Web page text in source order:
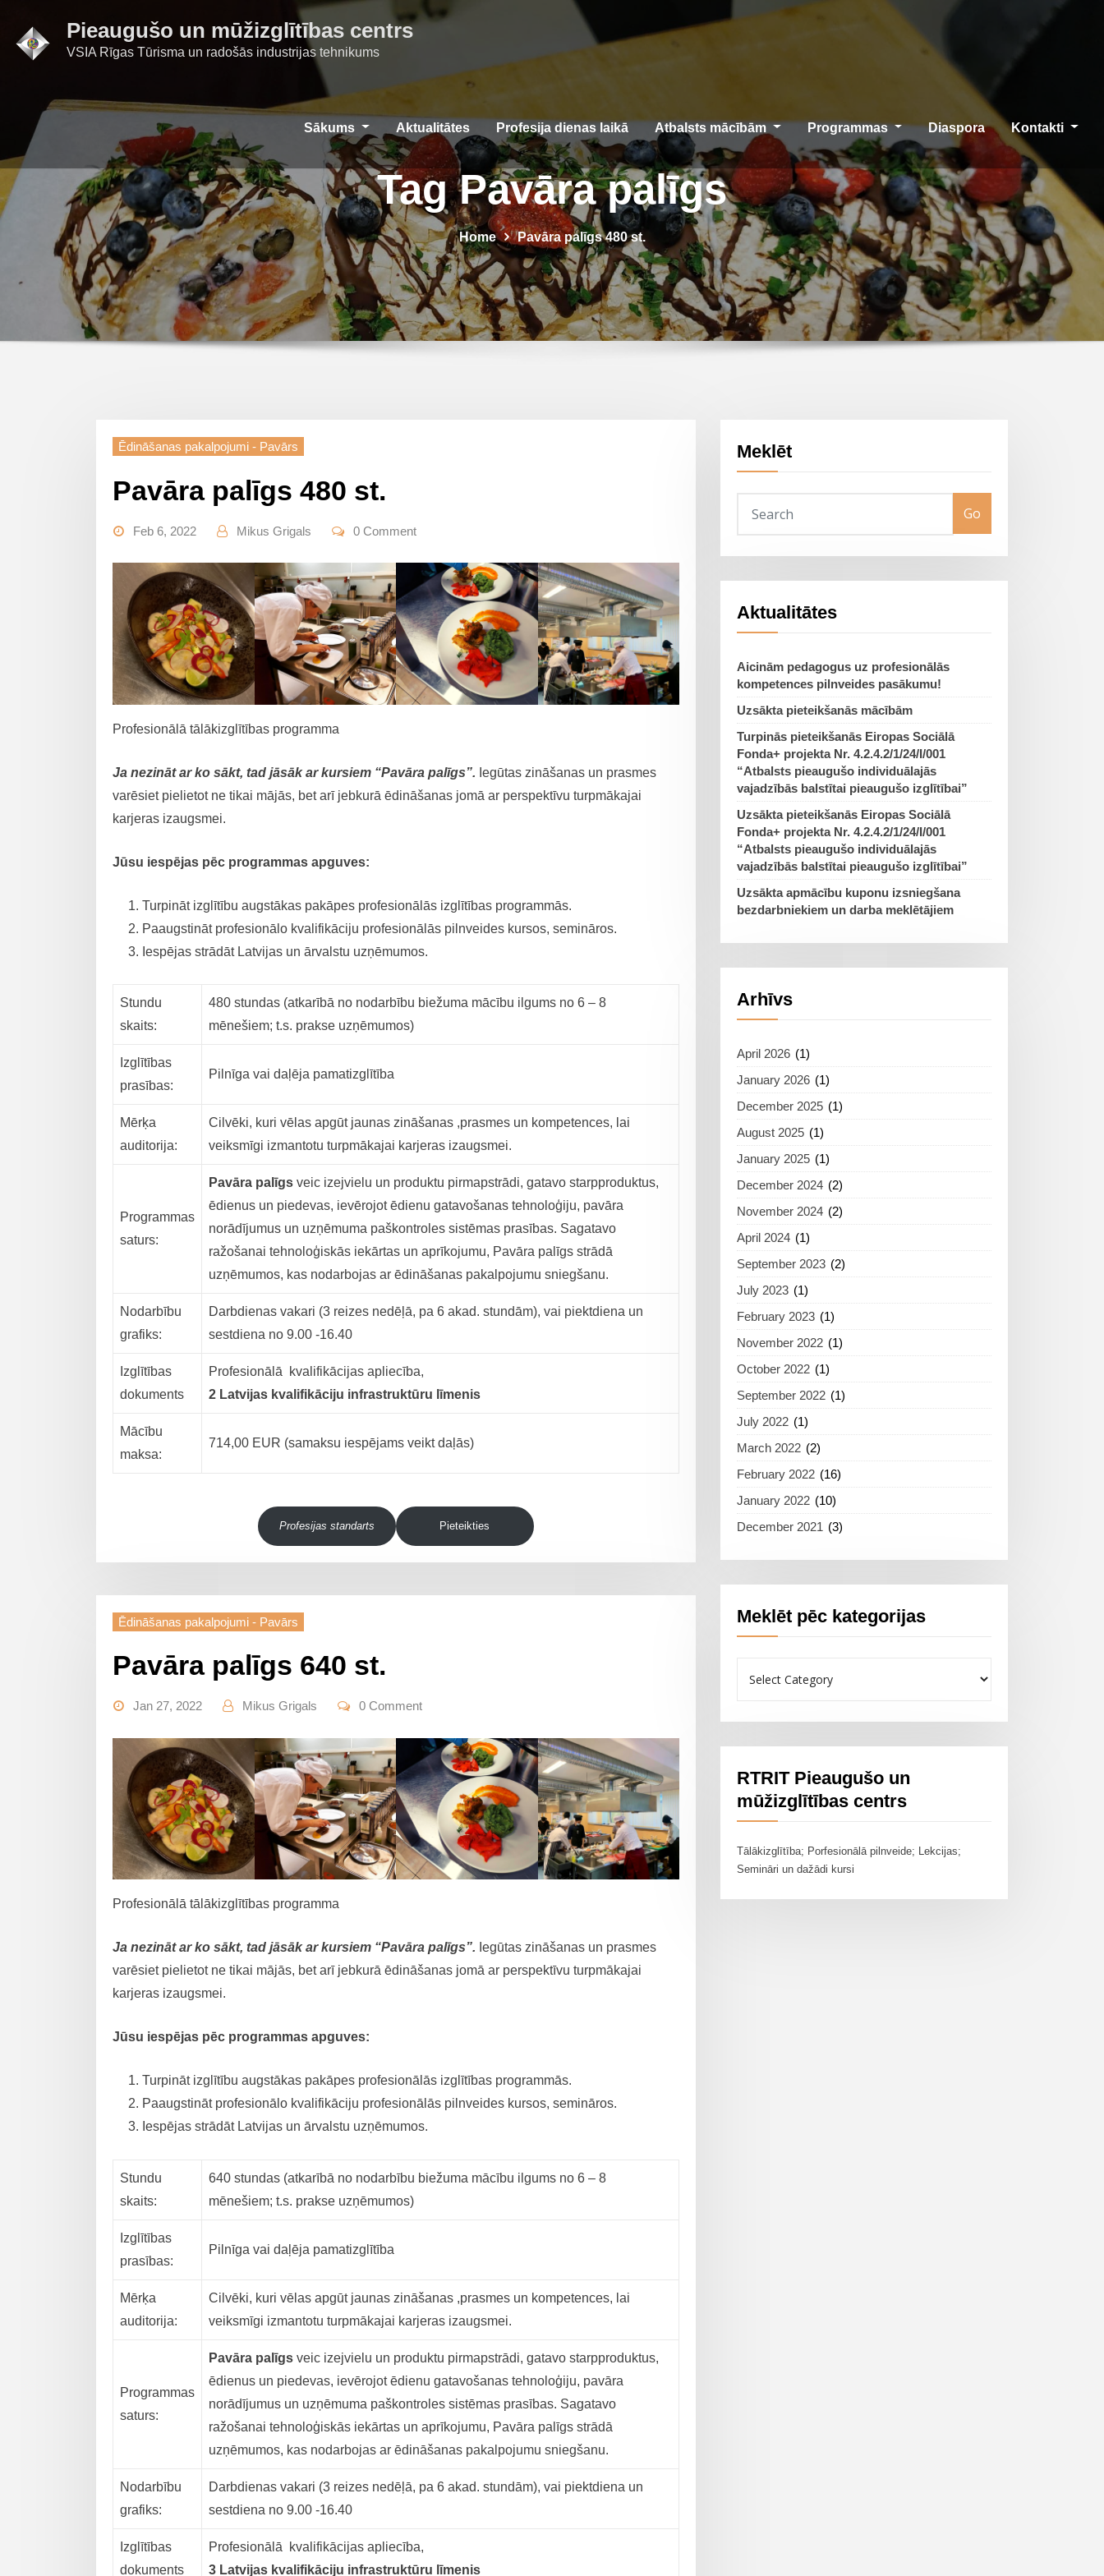
content
Pieaugušo un mūžizglītības centrs
VSIA Rīgas Tūrisma un radošās industrijas tehnikums
Sākums Aktualitātes Profesija dienas laikā Atbalsts mācībām Programmas Diaspora Kontakti
Tag Pavāra palīgs
Home Pavāra palīgs 480 st.
Ēdināšanas pakalpojumi - Pavārs
Pavāra palīgs 480 st.
Feb 6, 2022 Mikus Grigals 0 Comment
Profesionālā tālākizglītības programma
Ja nezināt ar ko sākt, tad jāsāk ar kursiem “Pavāra palīgs”. Iegūtas zināšanas un prasmes
varēsiet pielietot ne tikai mājās, bet arī jebkurā ēdināšanas jomā ar perspektīvu turpmākajai
karjeras izaugsmei.
Jūsu iespējas pēc programmas apguves:
Turpināt izglītību augstākas pakāpes profesionālās izglītības programmās.
Paaugstināt profesionālo kvalifikāciju profesionālās pilnveides kursos, semināros.
Iespējas strādāt Latvijas un ārvalstu uzņēmumos.
Stundu
skaits:
480 stundas (atkarībā no nodarbību biežuma mācību ilgums no 6 – 8
mēnešiem; t.s. prakse uzņēmumos)
Izglītības
prasības:
Pilnīga vai daļēja pamatizglītība
Mērķa
auditorija:
Cilvēki, kuri vēlas apgūt jaunas zināšanas ,prasmes un kompetences, lai
veiksmīgi izmantotu turpmākajai karjeras izaugsmei.
Programmas
saturs:
Pavāra palīgs veic izejvielu un produktu pirmapstrādi, gatavo starpproduktus,
ēdienus un piedevas, ievērojot ēdienu gatavošanas tehnoloģiju, pavāra
norādījumus un uzņēmuma paškontroles sistēmas prasības. Sagatavo
ražošanai tehnoloģiskās iekārtas un aprīkojumu, Pavāra palīgs strādā
uzņēmumos, kas nodarbojas ar ēdināšanas pakalpojumu sniegšanu.
Nodarbību
grafiks:
Darbdienas vakari (3 reizes nedēļā, pa 6 akad. stundām), vai piektdiena un
sestdiena no 9.00 -16.40
Izglītības
dokuments
Profesionālā kvalifikācijas apliecība,
2 Latvijas kvalifikāciju infrastruktūru līmenis
Mācību
maksa:
714,00 EUR (samaksu iespējams veikt daļās)
Profesijas standarts Pieteikties
Ēdināšanas pakalpojumi - Pavārs
Pavāra palīgs 640 st.
Jan 27, 2022 Mikus Grigals 0 Comment
Profesionālā tālākizglītības programma
Ja nezināt ar ko sākt, tad jāsāk ar kursiem “Pavāra palīgs”. Iegūtas zināšanas un prasmes
varēsiet pielietot ne tikai mājās, bet arī jebkurā ēdināšanas jomā ar perspektīvu turpmākajai
karjeras izaugsmei.
Jūsu iespējas pēc programmas apguves:
Turpināt izglītību augstākas pakāpes profesionālās izglītības programmās.
Paaugstināt profesionālo kvalifikāciju profesionālās pilnveides kursos, semināros.
Iespējas strādāt Latvijas un ārvalstu uzņēmumos.
Stundu
skaits:
640 stundas (atkarībā no nodarbību biežuma mācību ilgums no 6 – 8
mēnešiem; t.s. prakse uzņēmumos)
Izglītības
prasības:
Pilnīga vai daļēja pamatizglītība
Mērķa
auditorija:
Cilvēki, kuri vēlas apgūt jaunas zināšanas ,prasmes un kompetences, lai
veiksmīgi izmantotu turpmākajai karjeras izaugsmei.
Programmas
saturs:
Pavāra palīgs veic izejvielu un produktu pirmapstrādi, gatavo starpproduktus,
ēdienus un piedevas, ievērojot ēdienu gatavošanas tehnoloģiju, pavāra
norādījumus un uzņēmuma paškontroles sistēmas prasības. Sagatavo
ražošanai tehnoloģiskās iekārtas un aprīkojumu, Pavāra palīgs strādā
uzņēmumos, kas nodarbojas ar ēdināšanas pakalpojumu sniegšanu.
Nodarbību
grafiks:
Darbdienas vakari (3 reizes nedēļā, pa 6 akad. stundām), vai piektdiena un
sestdiena no 9.00 -16.40
Izglītības
dokuments
Profesionālā kvalifikācijas apliecība,
3 Latvijas kvalifikāciju infrastruktūru līmenis
Meklēt
Go
Aktualitātes
Aicinām pedagogus uz profesionālās
kompetences pilnveides pasākumu!
Uzsākta pieteikšanās mācībām
Turpinās pieteikšanās Eiropas Sociālā
Fonda+ projekta Nr. 4.2.4.2/1/24/I/001
“Atbalsts pieaugušo individuālajās
vajadzībās balstītai pieaugušo izglītībai”
Uzsākta pieteikšanās Eiropas Sociālā
Fonda+ projekta Nr. 4.2.4.2/1/24/I/001
“Atbalsts pieaugušo individuālajās
vajadzībās balstītai pieaugušo izglītībai”
Uzsākta apmācību kuponu izsniegšana
bezdarbniekiem un darba meklētājiem
Arhīvs
April 2026 (1)
January 2026 (1)
December 2025 (1)
August 2025 (1)
January 2025 (1)
December 2024 (2)
November 2024 (2)
April 2024 (1)
September 2023 (2)
July 2023 (1)
February 2023 (1)
November 2022 (1)
October 2022 (1)
September 2022 (1)
July 2022 (1)
March 2022 (2)
February 2022 (16)
January 2022 (10)
December 2021 (3)
Meklēt pēc kategorijas
pēc
RTRIT Pieaugušo un
mūžizglītības centrs
Tālākizglītība; Porfesionālā pilnveide; Lekcijas;
Semināri un dažādi kursi